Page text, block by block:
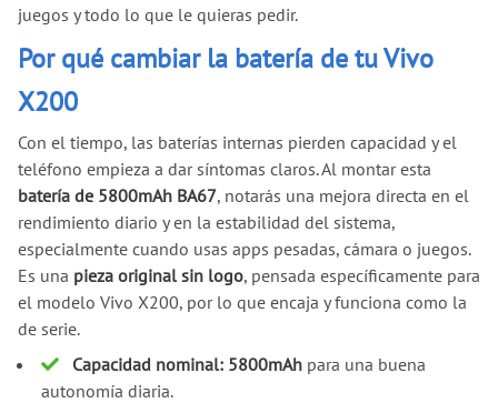
juegos y todo lo que le quieras pedir.
Por qué cambiar la batería de tu Vivo
X200
Con el tiempo, las baterías internas pierden capacidad y el
teléfono empieza a dar síntomas claros. Al montar esta
batería de 5800mAh BA67, notarás una mejora directa en el
rendimiento diario y en la estabilidad del sistema,
especialmente cuando usas apps pesadas, cámara o juegos.
Es una pieza original sin logo, pensada específicamente para
el modelo Vivo X200, por lo que encaja y funciona como la
de serie.
Capacidad nominal: 5800mAhpara una buena
autonomía diaria.